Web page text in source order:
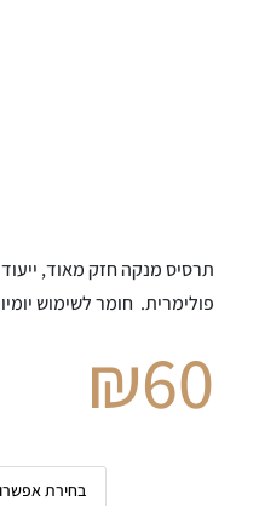
תרסיס מנקה חזק מאוד,
פולימרית. חומר לשימוש
₪60